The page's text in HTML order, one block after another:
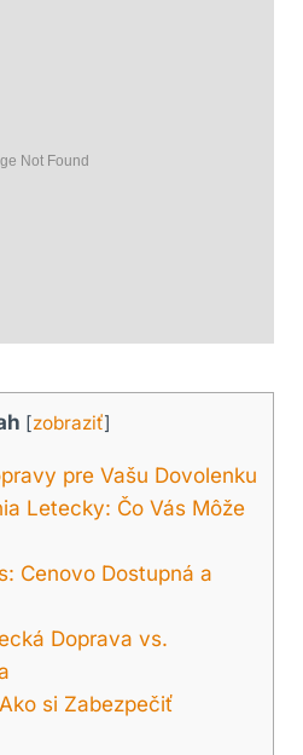
[zobraziť]
pre Vašu Dovolenku
Letecky: Čo Vás Môže
Cenovo Dostupná a
Doprava vs.
si Zabezpečiť